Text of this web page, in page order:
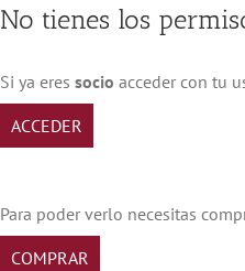
Saltar
No tienes los
Si ya eres socio acceder con tu
ACCEDER
Para poder verlo necesitas
COMPRAR